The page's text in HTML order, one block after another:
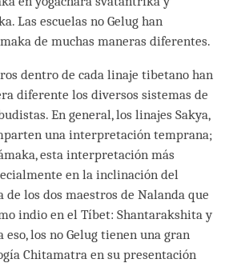
Las escuelas no Gelug han
de muchas maneras diferentes.
dentro de cada linaje tibetano han
diferente los diversos sistemas de
En general, los linajes Sakya,
una interpretación temprana;
esta interpretación más
en la inclinación del
de los dos maestros de Nalanda que
indio en el Tíbet: Shantarakshita y
los no Gelug tienen una gran
Chitamatra en su presentación